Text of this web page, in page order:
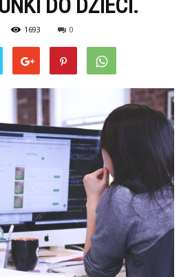
DO DZIECI.
1693 0